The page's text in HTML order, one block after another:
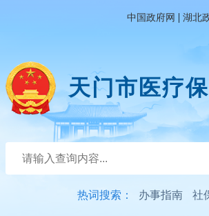
中国政府网 | 湖北
天门市医疗
热词搜索： 办事指南 社